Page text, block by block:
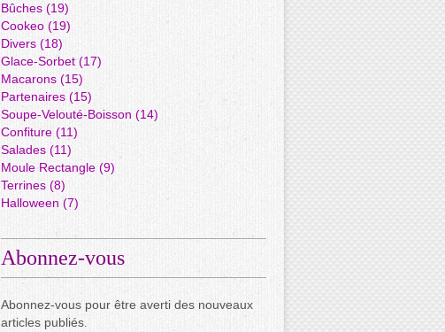
Bûches (19)
Cookeo (19)
Divers (18)
Glace-Sorbet(17)
Macarons (15)
Partenaires (15)
Soupe-Velouté-Boisson (14)
Confiture (11)
Salades (11)
Moule Rectangle (9)
Terrines (8)
Halloween (7)
Abonnez-vous
Abonnez-vous pour être averti des nouveaux
articles publiés.